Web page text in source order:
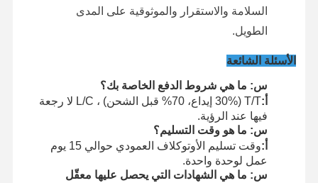
السلامة والاستقرار والموثوقية على المدى
الطويل.
الأسئلة الشائعة
س: ما هي شروط الدفع الخاصة بك؟
أ:
T/T (30% إيداع، 70% قبل الشحن) ، L/C لا رجعة
فيها عند الرؤية.
س: ما هو وقت التسليم؟
أ:
وقت تسليم الأوتوكلاف العمودي حوالي 15 يوم
عمل لوحدة واحدة.
س: ما هي الشهادات التي يحصل عليها معقّل